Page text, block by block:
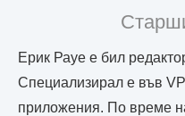
Ерик Рауе е бил
Специализирал е във
приложения. По време